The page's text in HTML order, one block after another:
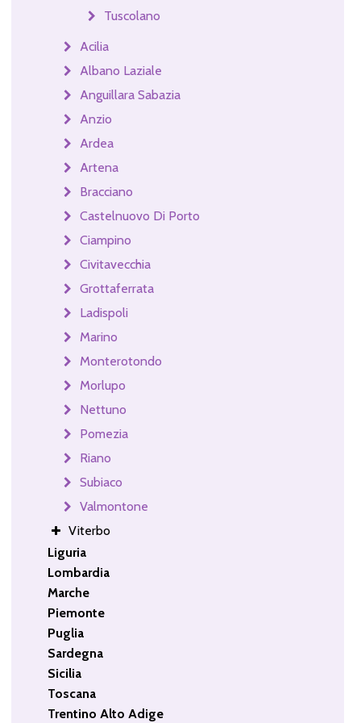
Tuscolano
Acilia
Albano Laziale
Anguillara Sabazia
Anzio
Ardea
Artena
Bracciano
Castelnuovo Di Porto
Ciampino
Civitavecchia
Grottaferrata
Ladispoli
Marino
Monterotondo
Morlupo
Nettuno
Pomezia
Riano
Subiaco
Valmontone
Viterbo
Liguria
Lombardia
Marche
Piemonte
Puglia
Sardegna
Sicilia
Toscana
Trentino Alto Adige